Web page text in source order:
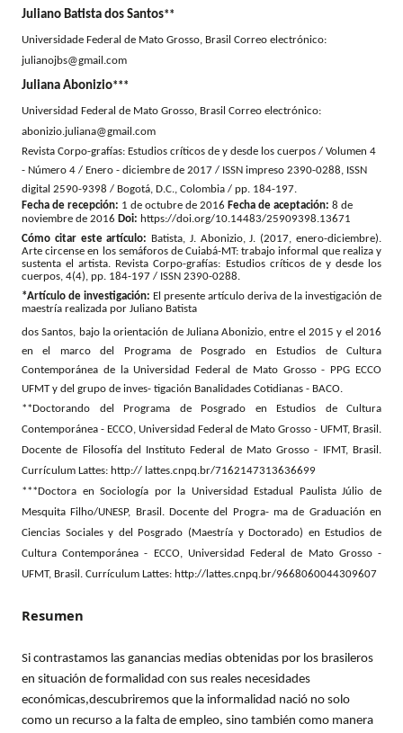
Juliano Batista dos Santos**
Universidade Federal de Mato Grosso, Brasil Correo electrónico:
julianojbs@gmail.com
Juliana Abonizio***
Universidad Federal de Mato Grosso, Brasil Correo electrónico:
abonizio.juliana@gmail.com
Revista Corpo-grafías: Estudios críticos de y desde los cuerpos / Volumen 4
- Número 4 / Enero - diciembre de 2017 / ISSN impreso 2390-0288, ISSN
digital 2590-9398 / Bogotá, D.C., Colombia / pp. 184-197.
Fecha de recepción: 1 de octubre de 2016 Fecha de aceptación: 8 de
noviembre de 2016 Doi: https://doi.org/10.14483/25909398.13671
Cómo citar este artículo: Batista, J. Abonizio, J. (2017, enero-diciembre).
Arte circense en los semáforos de Cuiabá-MT: trabajo informal que realiza y
sustenta el artista. Revista Corpo-grafías: Estudios críticos de y desde los
cuerpos, 4(4), pp. 184-197 / ISSN 2390-0288.
*Artículo de investigación: El presente artículo deriva de la investigación de
maestría realizada por Juliano Batista
dos Santos, bajo la orientación de Juliana Abonizio, entre el 2015 y el 2016
en el marco del Programa de Posgrado en Estudios de Cultura
Contemporánea de la Universidad Federal de Mato Grosso - PPG ECCO
UFMT y del grupo de inves- tigación Banalidades Cotidianas - BACO.
**Doctorando del Programa de Posgrado en Estudios de Cultura
Contemporánea - ECCO, Universidad Federal de Mato Grosso - UFMT, Brasil.
Docente de Filosofía del Instituto Federal de Mato Grosso - IFMT, Brasil.
Currículum Lattes: http:// lattes.cnpq.br/7162147313636699
***Doctora en Sociología por la Universidad Estadual Paulista Júlio de
Mesquita Filho/UNESP, Brasil. Docente del Progra- ma de Graduación en
Ciencias Sociales y del Posgrado (Maestría y Doctorado) en Estudios de
Cultura Contemporánea - ECCO, Universidad Federal de Mato Grosso -
UFMT, Brasil. Currículum Lattes: http://lattes.cnpq.br/9668060044309607
Resumen
Si contrastamos las ganancias medias obtenidas por los brasileros
en situación de formalidad con sus reales necesidades
económicas,descubriremos que la informalidad nació no solo
como un recurso a la falta de empleo, sino también como manera